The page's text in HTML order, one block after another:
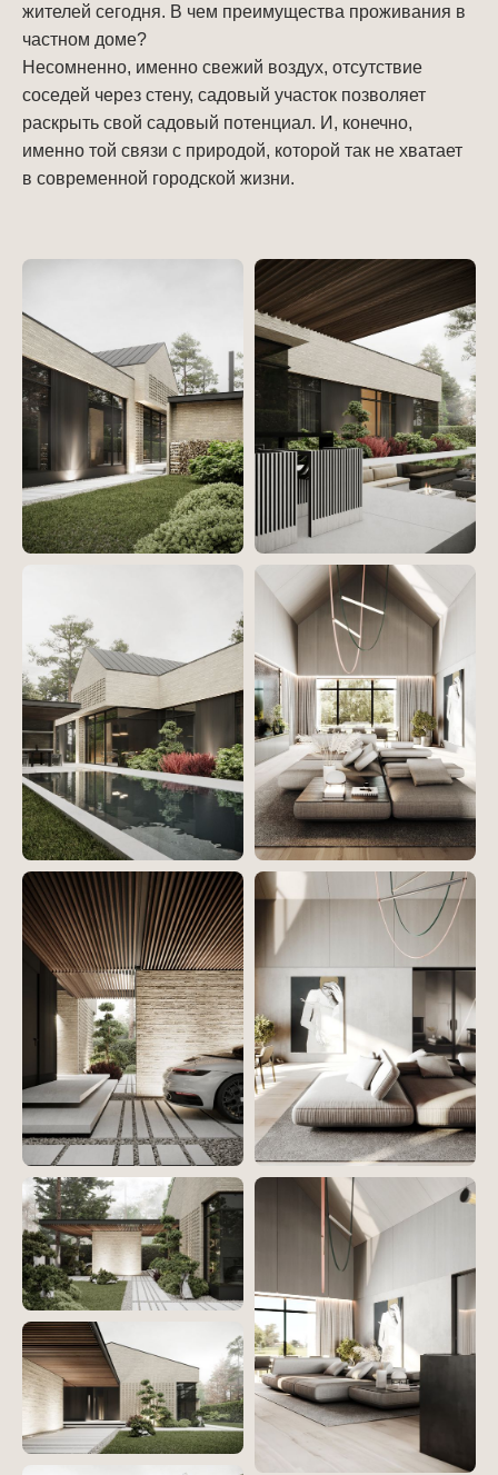
жителей сегодня. В чем преимущества проживания в
частном доме?
Несомненно, именно свежий воздух, отсутствие
соседей через стену, садовый участок позволяет
раскрыть свой садовый потенциал. И, конечно,
именно той связи с природой, которой так не хватает
в современной городской жизни.